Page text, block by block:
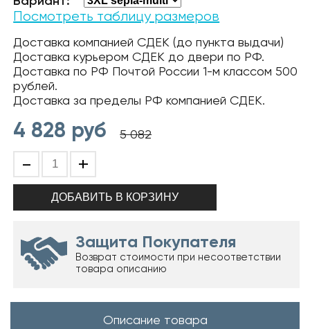
Посмотреть таблицу размеров
Доставка компанией СДЕК (до пункта выдачи)
Доставка курьером СДЕК до двери по РФ.
Доставка по РФ Почтой России 1-м классом 500
рублей.
Доставка за пределы РФ компанией СДЕК.
4 828 руб 5 082
- +
Защита Покупателя
Возврат стоимости при несоответствии
товара описанию
Описание товара